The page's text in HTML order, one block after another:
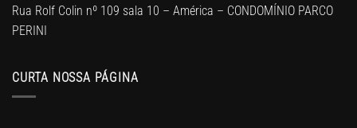
Rua Rolf Colin nº 109 sala 10 – América – CONDOMÍNIO PARCO
PERINI
CURTA NOSSA PÁGINA